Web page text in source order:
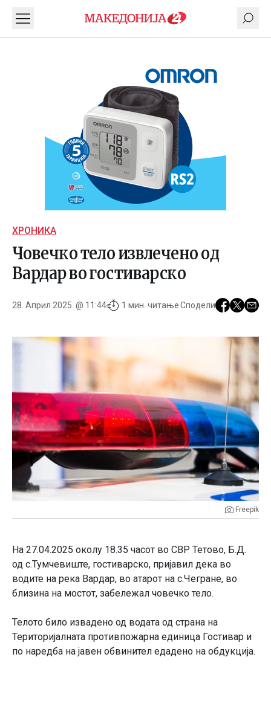
ХРОНИКА
Човечко тело извлечено од
Вардар во гостиварско
28. Април 2025. @ 11:44 1 мин. читањеСподели
Freepik
На 27.04.2025 околу 18.35 часот во СВР Тетово, Б.Д.
од с.Тумчевиште, гостиварско, пријавил дека во
водите на река Вардар, во атарот на с.Чегране, во
близина на мостот, забележал човечко тело.
Телото било извадено од водата од страна на
Територијалната противпожарна единица Гостивар и
по наредба на јавен обвинител едадено на обдукција.